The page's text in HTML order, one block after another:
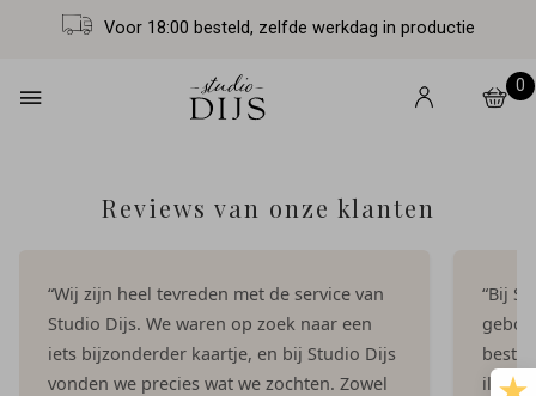
Voor 18:00 besteld, zelfde werkdag in productie
0
Reviews van onze klanten
“Wij zijn heel tevreden met de service van
Studio Dijs. We waren op zoek naar een
iets bijzonderder kaartje, en bij Studio Dijs
vonden we precies wat we zochten. Zowel
“Bij